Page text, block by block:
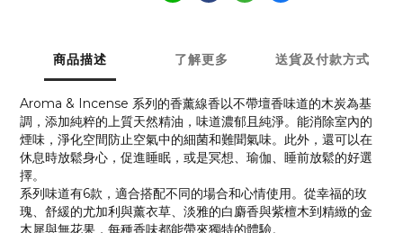
商品描述 了解更多 送貨及付款方式
Aroma & Incense 系列的香薰線香以不帶壇香味道的木炭為基
調，添加純粹的上質天然精油，味道濃郁且純淨。能消除室內的
煙味，淨化空間防止空氣中的細菌和難聞氣味。此外，還可以在
休息時放鬆身心，促進睡眠，或是冥想、瑜伽、睡前放鬆的好選
擇。
系列味道有6款，適合搭配不同的場合和心情使用。從幸福的玫
瑰、舒緩的尤加利與薰衣草、淡雅的白麝香與紫檀木到精緻的金
木犀與無花果，每種香味都能帶來獨特的體驗。